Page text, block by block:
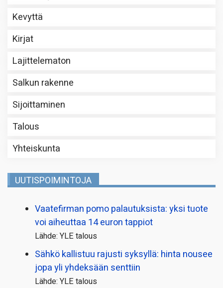
Kevyttä
Kirjat
Lajittelematon
Salkun rakenne
Sijoittaminen
Talous
Yhteiskunta
UUTISPOIMINTOJA
Vaatefirman pomo palautuksista: yksi tuote
voi aiheuttaa 14 euron tappiot
Lähde: YLE talous
Sähkö kallistuu rajusti syksyllä: hinta nousee
jopa yli yhdeksään senttiin
Lähde: YLE talous